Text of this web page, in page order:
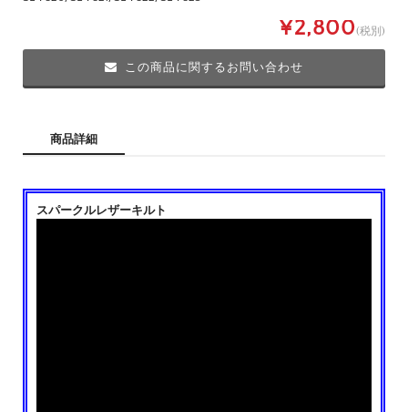
¥2,800(税別)
この商品に関するお問い合わせ
商品詳細
スパークルレザーキルト